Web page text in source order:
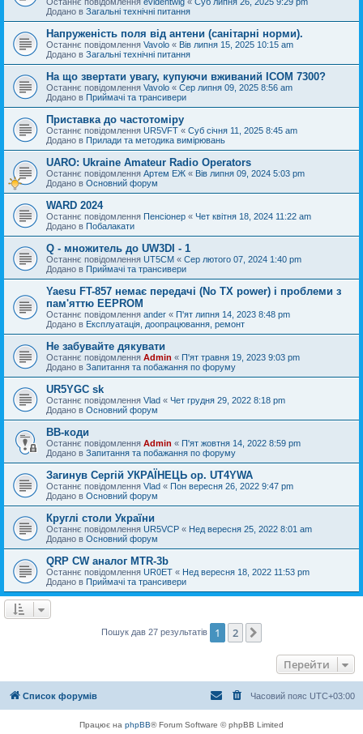
Додано в Загальні технічні питання
Напруженість поля від антени (санітарні норми).
Останнє повідомлення Vavolo « Вів липня 15, 2025 10:15 am
Додано в Загальні технічні питання
На що звертати увагу, купуючи вживаний ICOM 7300?
Останнє повідомлення Vavolo « Сер липня 09, 2025 8:56 am
Додано в Приймачі та трансивери
Приставка до частотоміру
Останнє повідомлення UR5VFT « Суб січня 11, 2025 8:45 am
Додано в Прилади та методика вимірювань
UARO: Ukraine Аmateur Radio Operators
Останнє повідомлення Артем ЕЖ « Вів липня 09, 2024 5:03 pm
Додано в Основний форум
WARD 2024
Останнє повідомлення Пенсіонер « Чет квітня 18, 2024 11:22 am
Додано в Побалакати
Q - множитель до UW3DI - 1
Останнє повідомлення UT5CM « Сер лютого 07, 2024 1:40 pm
Додано в Приймачі та трансивери
Yaesu FT-857 немає передачі (No TX power) і проблеми з
пам'яттю EEPROM
Останнє повідомлення ander « П'ят липня 14, 2023 8:48 pm
Додано в Експлуатація, доопрацювання, ремонт
Не забувайте дякувати
Останнє повідомлення Admin « П'ят травня 19, 2023 9:03 pm
Додано в Запитання та побажання по форуму
UR5YGC sk
Останнє повідомлення Vlad « Чет грудня 29, 2022 8:18 pm
Додано в Основний форум
BB-коди
Останнє повідомлення Admin « П'ят жовтня 14, 2022 8:59 pm
Додано в Запитання та побажання по форуму
Загинув Сергій УКРАЇНЕЦЬ op. UT4YWA
Останнє повідомлення Vlad « Пон вересня 26, 2022 9:47 pm
Додано в Основний форум
Круглі столи України
Останнє повідомлення UR5VCP « Нед вересня 25, 2022 8:01 am
Додано в Основний форум
QRP CW аналог MTR-3b
Останнє повідомлення UR0ET « Нед вересня 18, 2022 11:53 pm
Додано в Приймачі та трансивери
Пошук дав 27 результатів 1 2
Перейти
Список форумів Часовий пояс UTC+03:00
Працює на phpBB® Forum Software © phpBB Limited